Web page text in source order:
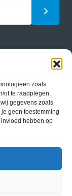
zoals
of te raadplegen.
gegevens zoals
geen toestemming
hebben op